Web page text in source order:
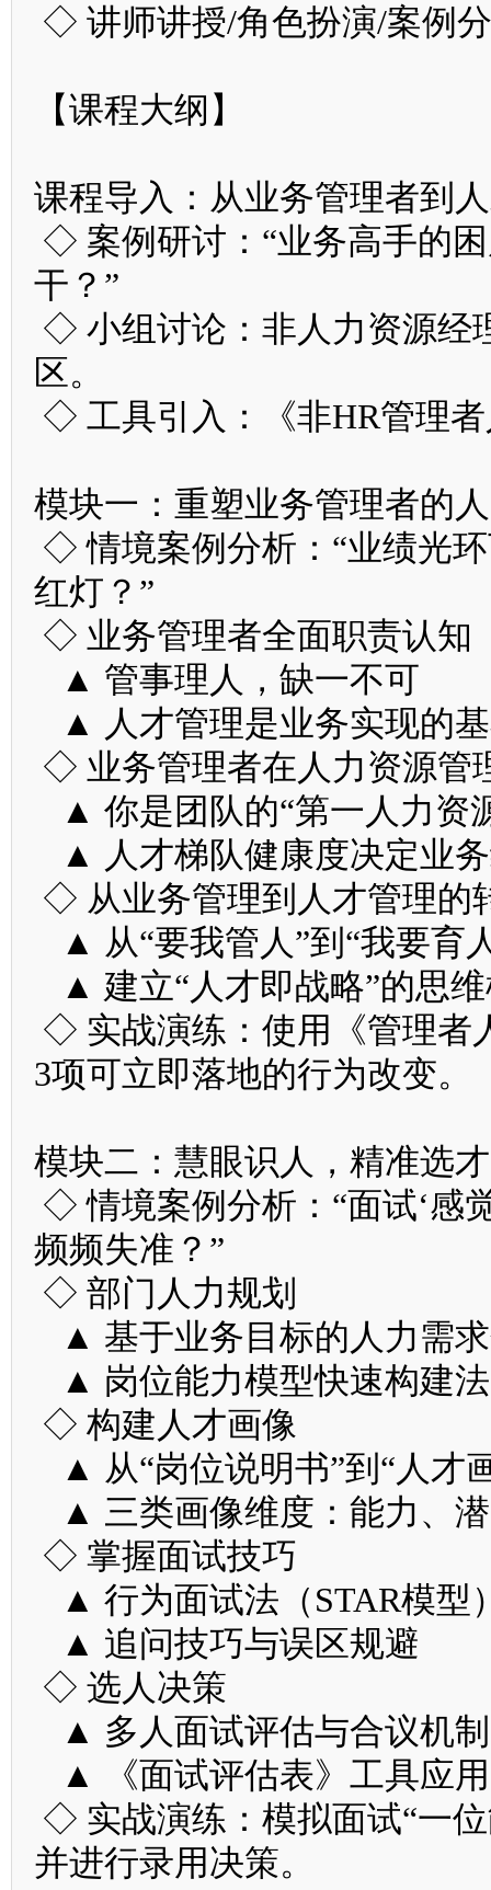
◇ 讲师讲授/角色扮演/案例
【课程大纲】
课程导入：从业务管理者到
◇ 案例研讨：“业务高手的
干？”
◇ 小组讨论：非人力资源经
区。
◇ 工具引入：《非HR管理
模块一：重塑业务管理者的
◇ 情境案例分析：“业绩光
红灯？”
◇ 业务管理者全面职责认知
▲ 管事理人，缺一不可
▲ 人才管理是业务实现的
◇ 业务管理者在人力资源管
▲ 你是团队的“第一人力资
▲ 人才梯队健康度决定业
◇ 从业务管理到人才管理的
▲ 从“要我管人”到“我要育
▲ 建立“人才即战略”的思
◇ 实战演练：使用《管理者
3项可立即落地的行为改变。
模块二：慧眼识人，精准选才
◇ 情境案例分析：“面试‘感
频频失准？”
◇ 部门人力规划
▲ 基于业务目标的人力需
▲ 岗位能力模型快速构建法
◇ 构建人才画像
▲ 从“岗位说明书”到“人才
▲ 三类画像维度：能力、
◇ 掌握面试技巧
▲ 行为面试法（STAR模型
▲ 追问技巧与误区规避
◇ 选人决策
▲ 多人面试评估与合议机制
▲ 《面试评估表》工具应用
◇ 实战演练：模拟面试“一
并进行录用决策。